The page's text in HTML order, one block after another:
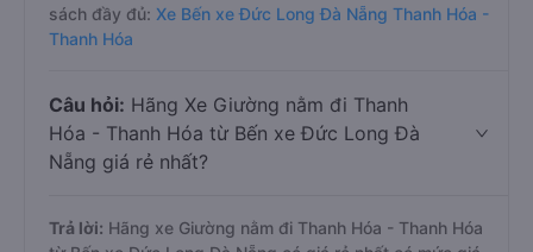
sách đầy đủ: Xe Bến xe Đức Long Đà Nẵng Thanh Hóa -
Thanh Hóa
Câu hỏi: Hãng Xe Giường nằm đi Thanh
Hóa - Thanh Hóa từ Bến xe Đức Long Đà
Nẵng giá rẻ nhất?
Trả lời: Hãng xe Giường nằm đi Thanh Hóa - Thanh Hóa